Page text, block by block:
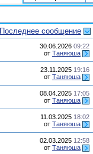
Последнее сообщение
30.06.2026 09:22
от Таняюша
23.11.2025 19:16
от Таняюша
08.04.2025 17:05
от Таняюша
11.03.2025 18:02
от Таняюша
02.03.2025 12:58
от Таняюша